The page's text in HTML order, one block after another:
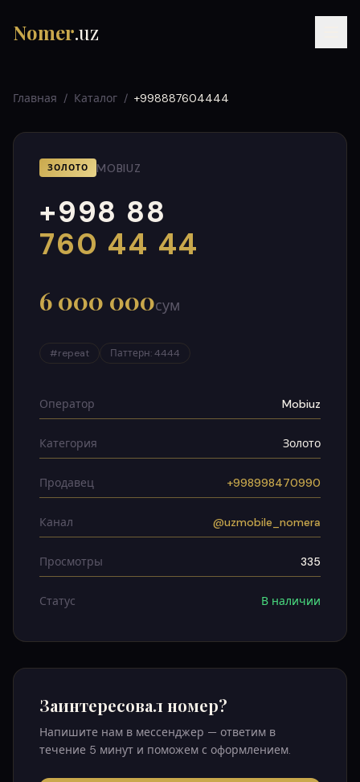
Nomer.uz
UZ УЗ
Главная / Каталог / +998887604444
ЗОЛОТО MOBIUZ
+998 88
760 44 44
000
999
6 000 000сум
#repeat Паттерн:4444
Оператор Mobiuz
Категория Золото
Продавец +998998470990
Канал @uzmobile_nomera
Просмотры 335
Статус В наличии
Заинтересовал номер?
Напишите нам в мессенджер — ответим в
течение 5 минут и поможем с оформлением.